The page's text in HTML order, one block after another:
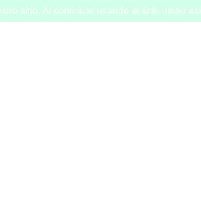
sitio. Al continuar usando el sitio usted